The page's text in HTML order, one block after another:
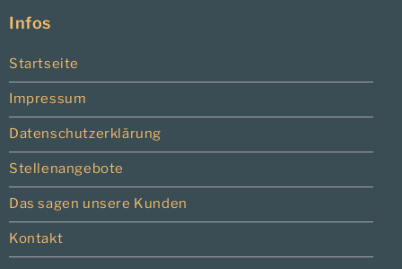
Infos
Startseite
Impressum
Datenschutzerklärung
Stellenangebote
Das sagen unsere Kunden
Kontakt